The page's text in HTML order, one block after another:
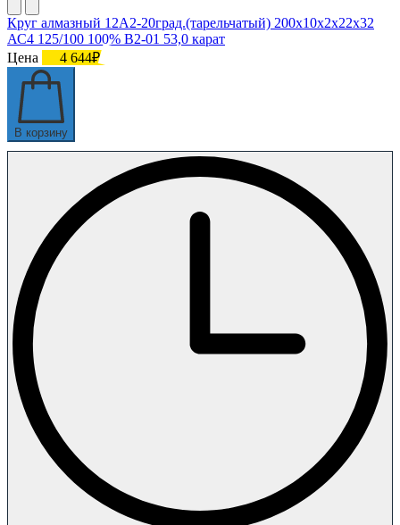
Круг алмазный 12А2-20град.(тарельчатый) 200х10х2х22х32
АС4 125/100 100% В2-01 53,0 карат
Цена
4 644₽
В корзину